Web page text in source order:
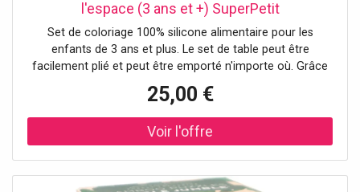
l'espace (3 ans et +) SuperPetit
Set de coloriage 100% silicone alimentaire pour les
enfants de 3 ans et plus. Le set de table peut être
facilement plié et peut être emporté n'importe où. Grâce
aux marqueurs effaçables à encre non toxique, les
enfants peuvent colorier à l'infini. - Lot de feutres inclus -
Dimensions du set de table : 40 x 30 cm - Non poreux et
antibactérien - Entretien : rincer avec un chiffon et de
C101497 - Membre du club 1% for the Planet.
25,00 €